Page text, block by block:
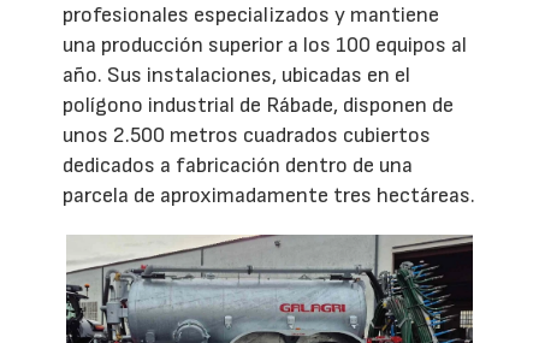
profesionales especializados y mantiene
una producción superior a los 100 equipos al
año. Sus instalaciones, ubicadas en el
polígono industrial de Rábade, disponen de
unos 2.500 metros cuadrados cubiertos
dedicados a fabricación dentro de una
parcela de aproximadamente tres hectáreas.